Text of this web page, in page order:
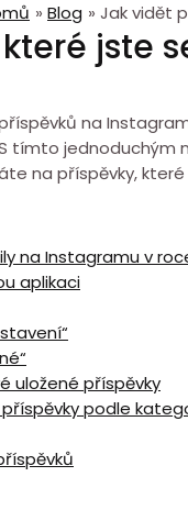
Blog Jak vidět
jste
na
jednoduchým
na příspěvky,
na Instagramu v
aplikaci
uložené příspěvky
příspěvky podle